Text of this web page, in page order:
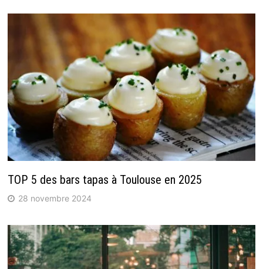
TOP 5 des bars tapas à Toulouse en 2025
28 novembre 2024